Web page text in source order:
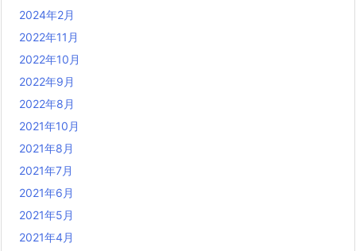
2024年2月
2022年11月
2022年10月
2022年9月
2022年8月
2021年10月
2021年8月
2021年7月
2021年6月
2021年5月
2021年4月